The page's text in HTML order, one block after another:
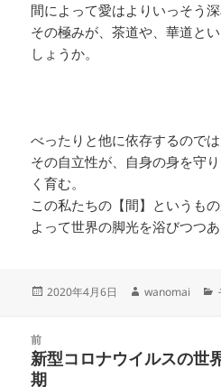
間によって愛はよりいっそう深
その極みが、茶道や、華道と
しょうか。
べったりと他に依存するのでは
その自立性が、自身の身を守
く育む。
この私たちの【間】というも
よって世界の脚光を浴びつつあ
投
2020年4月6日
作
wanomai
前
前
の
新型コロナウイルスの世
期